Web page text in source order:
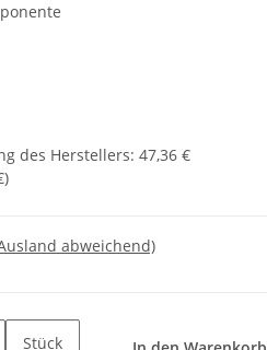
des Herstellers: 47,36 €
)
abweichend)
Stück